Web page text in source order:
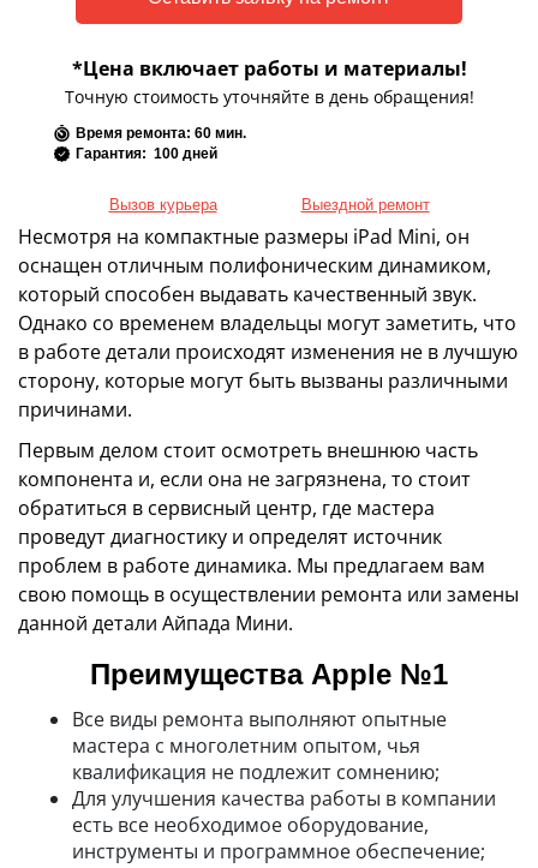
*Цена включает работы и материалы!
Точную стоимость уточняйте в день обращения!
Время ремонта: 60 мин.
Гарантия: 100 дней
Вызов курьера Выездной ремонт
Несмотря на компактные размеры iPad Mini, он
оснащен отличным полифоническим динамиком,
который способен выдавать качественный звук.
Однако со временем владельцы могут заметить, что
в работе детали происходят изменения не в лучшую
сторону, которые могут быть вызваны различными
причинами.
Первым делом стоит осмотреть внешнюю часть
компонента и, если она не загрязнена, то стоит
обратиться в сервисный центр, где мастера
проведут диагностику и определят источник
проблем в работе динамика. Мы предлагаем вам
свою помощь в осуществлении ремонта или замены
данной детали Айпада Мини.
Преимущества Apple №1
Все виды ремонта выполняют опытные
мастера с многолетним опытом, чья
квалификация не подлежит сомнению;
Для улучшения качества работы в компании
есть все необходимое оборудование,
инструменты и программное обеспечение;